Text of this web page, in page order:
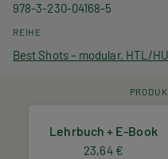
978-3-230-04168-5
REIHE
Best Shots – modular. HTL/
Lehrbuch + E-Book
23,64 €